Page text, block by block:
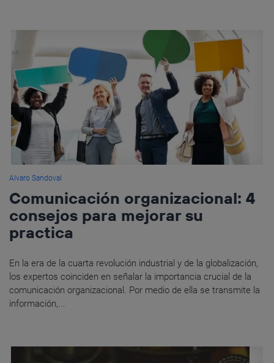
Alvaro Sandoval
Comunicación organizacional: 4
consejos para mejorar su
practica
En la era de la cuarta revolución industrial y de la globalización,
los expertos coinciden en señalar la importancia crucial de la
comunicación organizacional. Por medio de ella se transmite la
información,...